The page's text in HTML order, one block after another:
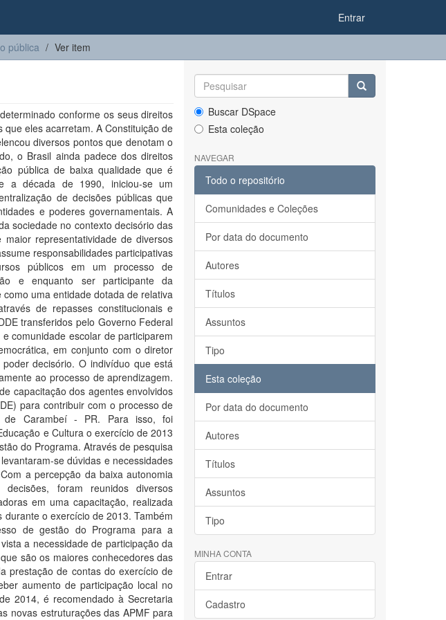
Entrar
pública Ver item
conforme os seus direitos
eles acarretam. A Constituição de
diversos pontos que denotam o
o Brasil ainda padece dos direitos
pública de baixa qualidade que é
a década de 1990, iniciou-se um
de decisões públicas que
e poderes governamentais. A
sociedade no contexto decisório das
representatividade de diversos
responsabilidades participativas
públicos em um processo de
e enquanto ser participante da
uma entidade dotada de relativa
de repasses constitucionais e
transferidos pelo Governo Federal
comunidade escolar de participarem
em conjunto com o diretor
decisório. O indivíduo que está
ao processo de aprendizagem.
capacitação dos agentes envolvidos
para contribuir com o processo de
de Carambeí - PR. Para isso, foi
e Cultura o exercício de 2013
do Programa. Através de pesquisa
se dúvidas e necessidades
a percepção da baixa autonomia
foram reunidos diversos
em uma capacitação, realizada
o exercício de 2013. Também
de gestão do Programa para a
a necessidade de participação da
são os maiores conhecedores das
prestação de contas do exercício de
aumento de participação local no
2014, é recomendado à Secretaria
novas estruturações das APMF para
Buscar DSpace
Esta coleção
NAVEGAR
Todo o repositório
Comunidades e Coleções
Por data do documento
Autores
Títulos
Assuntos
Tipo
Esta coleção
Por data do documento
Autores
Títulos
Assuntos
Tipo
MINHA CONTA
Entrar
Cadastro